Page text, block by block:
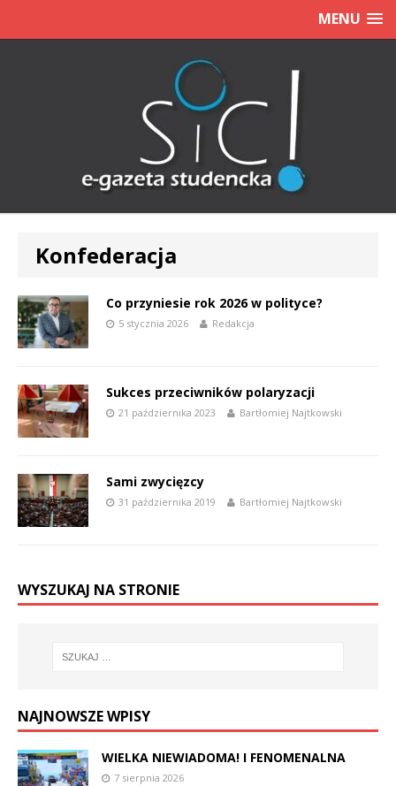
MENU
Konfederacja
Co przyniesie rok 2026 w polityce?
5 stycznia 2026 Redakcja
Sukces przeciwników polaryzacji
21 października 2023 Bartłomiej Najtkowski
Sami zwycięzcy
31 października 2019 Bartłomiej Najtkowski
WYSZUKAJ NA STRONIE
NAJNOWSZE WPISY
WIELKA NIEWIADOMA! I FENOMENALNA
7 sierpnia 2026